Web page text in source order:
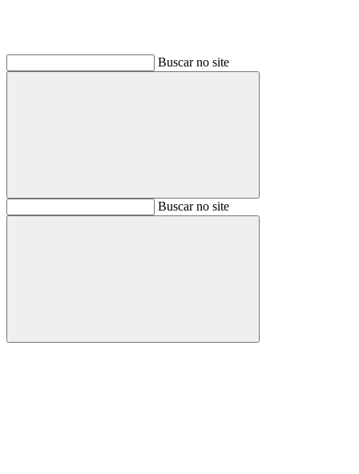
Buscar no site
BuscarBuscar no site
Buscar